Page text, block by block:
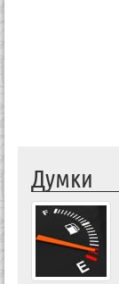
Думки